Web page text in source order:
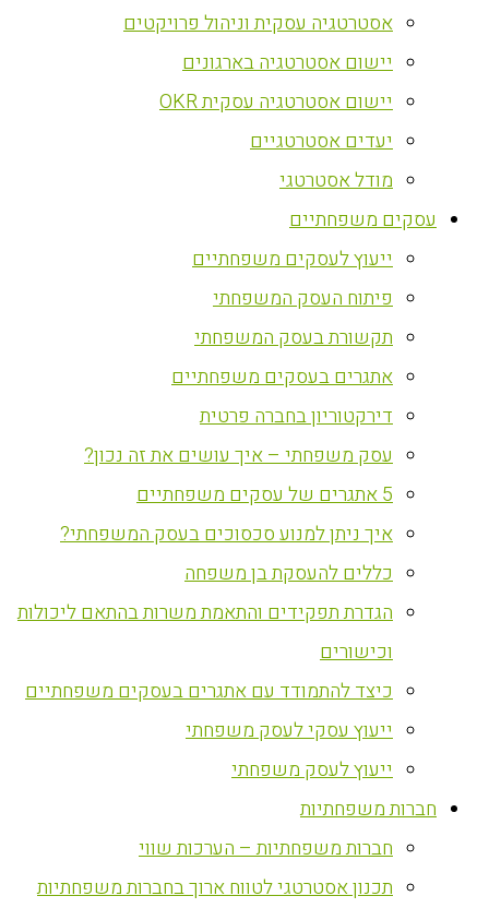
אסטרטגיה עסקית וניהול פרויקטים
יישום אסטרטגיה בארגונים
יישום אסטרטגיה עסקית OKR
יעדים אסטרטגיים
מודל אסטרטגי
עסקים משפחתיים
ייעוץ לעסקים משפחתיים
פיתוח העסק המשפחתי
תקשורת בעסק המשפחתי
אתגרים בעסקים משפחתיים
דירקטוריון בחברה פרטית
עסק משפחתי – איך עושים את זה נכון?
5 אתגרים של עסקים משפחתיים
איך ניתן למנוע סכסוכים בעסק המשפחתי?
כללים להעסקת בן משפחה
הגדרת תפקידים והתאמת משרות בהתאם ליכולות
וכישורים
כיצד להתמודד עם אתגרים בעסקים משפחתיים
ייעוץ עסקי לעסק משפחתי
ייעוץ לעסק משפחתי
חברות משפחתיות
חברות משפחתיות – הערכות שווי
תכנון אסטרטגי לטווח ארוך בחברות משפחתיות